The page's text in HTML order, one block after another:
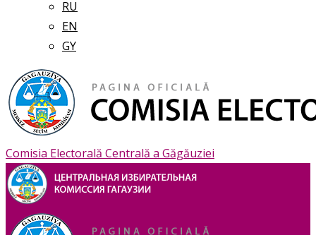
RU
EN
GY
Comisia Electorală Centrală a Găgăuziei